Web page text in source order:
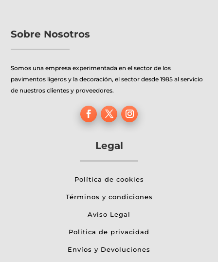
Sobre Nosotros
Somos una empresa experimentada en el sector de los
pavimentos ligeros y la decoración, el sector desde 1985 al servicio
de nuestros clientes y proveedores.
Legal
Política de cookies
Términos y condiciones
Aviso Legal
Política de privacidad
Envíos y Devoluciones